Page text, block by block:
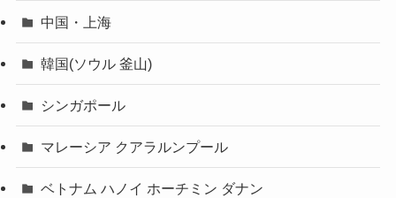
中国・上海
韓国(ソウル 釜山)
シンガポール
マレーシア クアラルンプール
ベトナム ハノイ ホーチミン ダナン